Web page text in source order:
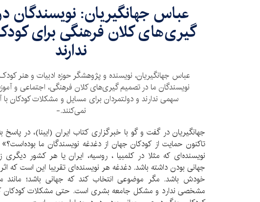
عباس جهانگیریان: نویسندگان
گیری‌های کلان فرهنگی برای
ندارند
عباس جهانگیریان، نویسنده و پژوهشگر حوزه ادبیات و هنر
نویسندگان ما در تصمیم گیری‌های کلان فرهنگی، اجتماعی و
سهمی ندارند و دولتمردان برای مسایل و مشکلات کودکان
نمی‌کنند.-
جهانگیریان در گفت و گو با خبرگزاری کتاب ایران (ایبنا)، در
تاکنون حمایت از کودکان جهان از دغدغه نویسندگان ما
نویسنده‌ای که مثلا در کلمبیا ، روسیه، ایران یا هر کشور
جهانی بودن داشته باشد. دغدغه هر نویسنده‌ای تقریبا این است که
خودش باشد. مگر موضوعی انتخاب کند که جهانی باشد؛
مشخصی ندارد و مشکل جامعه بشری است. حتی مشکلات کودکان